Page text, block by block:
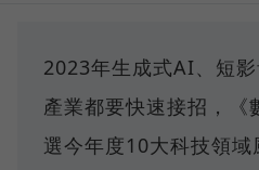
2023年生成式AI、短
產業都要快速接招，《
選今年度10大科技領